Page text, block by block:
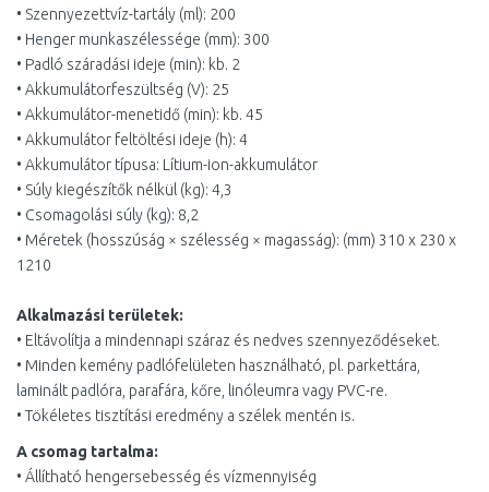
• Szennyezettvíz-tartály (ml): 200
• Henger munkaszélessége (mm): 300
• Padló száradási ideje (min): kb. 2
• Akkumulátorfeszültség (V): 25
• Akkumulátor-menetidő (min): kb. 45
• Akkumulátor feltöltési ideje (h): 4
• Akkumulátor típusa: Lítium-ion-akkumulátor
• Súly kiegészítők nélkül (kg): 4,3
• Csomagolási súly (kg): 8,2
• Méretek (hosszúság × szélesség × magasság): (mm) 310 x 230 x
1210
Alkalmazási területek:
• Eltávolítja a mindennapi száraz és nedves szennyeződéseket.
• Minden kemény padlófelületen használható, pl. parkettára,
laminált padlóra, parafára, kőre, linóleumra vagy PVC-re.
• Tökéletes tisztítási eredmény a szélek mentén is.
A csomag tartalma:
• Állítható hengersebesség és vízmennyiség